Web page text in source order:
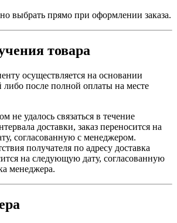
выбрать прямо при оформлении заказа.
товара
осуществляется на основании
либо после полной оплаты на месте
не удалось связаться в течение
доставки, заказ переносится на
согласованную с менеджером.
получателя по адресу доставка
на следующую дату, согласованную
менеджера.